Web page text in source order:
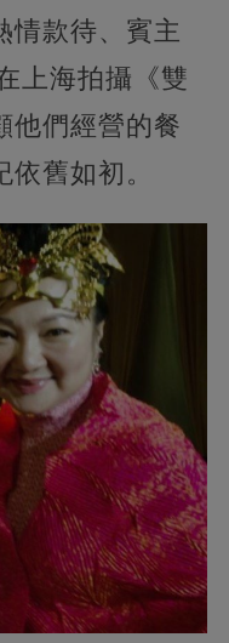
情款待、賓主
上海拍攝《雙
他們經營的餐
舊如初。